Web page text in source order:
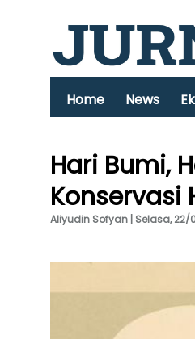
Home News
Hari Bumi,
Konservasi
Aliyudin Sofyan | Selasa, 22/